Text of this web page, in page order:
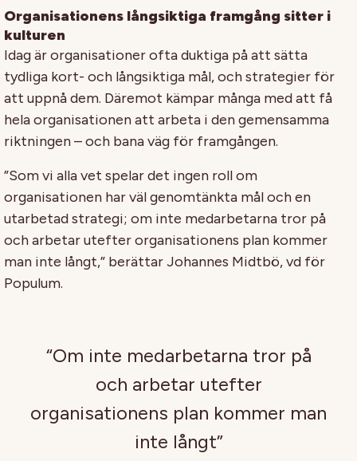
Organisationens långsiktiga framgång sitter i
kulturen
Idag är organisationer ofta duktiga på att sätta
tydliga kort- och långsiktiga mål, och strategier för
att uppnå dem. Däremot kämpar många med att få
hela organisationen att arbeta i den gemensamma
riktningen – och bana väg för framgången.
”Som vi alla vet spelardet ingen roll om
organisationen harvälgenomtänkta mål och en
utarbetadstrategi; om inte medarbetarna tror på
och arbetarutefter organisationens plan kommer
man inte långt,” berättar Johannes Midtbö, vd för
Populum.
“Om inte medarbetarna tror på
och arbetar utefter
organisationens plan kommer man
inte långt”